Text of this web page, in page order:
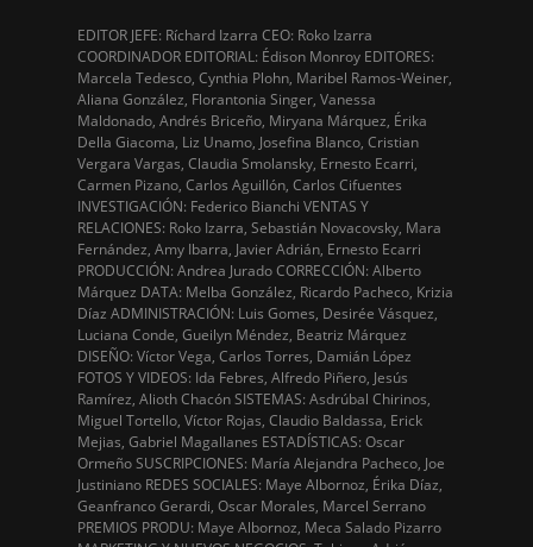
EDITOR JEFE: Ríchard Izarra CEO: Roko Izarra
COORDINADOR EDITORIAL: Édison Monroy EDITORES:
Marcela Tedesco, Cynthia Plohn, Maribel Ramos-Weiner,
Aliana González, Florantonia Singer, Vanessa
Maldonado, Andrés Briceño, Miryana Márquez, Érika
Della Giacoma, Liz Unamo, Josefina Blanco, Cristian
Vergara Vargas, Claudia Smolansky, Ernesto Ecarri,
Carmen Pizano, Carlos Aguillón, Carlos Cifuentes
INVESTIGACIÓN: Federico Bianchi VENTAS Y
RELACIONES: Roko Izarra, Sebastián Novacovsky, Mara
Fernández, Amy Ibarra, Javier Adrián, Ernesto Ecarri
PRODUCCIÓN: Andrea Jurado CORRECCIÓN: Alberto
Márquez DATA: Melba González, Ricardo Pacheco, Krizia
Díaz ADMINISTRACIÓN: Luis Gomes, Desirée Vásquez,
Luciana Conde, Gueilyn Méndez, Beatriz Márquez
DISEÑO: Víctor Vega, Carlos Torres, Damián López
FOTOS Y VIDEOS: Ida Febres, Alfredo Piñero, Jesús
Ramírez, Alioth Chacón SISTEMAS: Asdrúbal Chirinos,
Miguel Tortello, Víctor Rojas, Claudio Baldassa, Erick
Mejias, Gabriel Magallanes ESTADÍSTICAS: Oscar
Ormeño SUSCRIPCIONES: María Alejandra Pacheco, Joe
Justiniano REDES SOCIALES: Maye Albornoz, Érika Díaz,
Geanfranco Gerardi, Oscar Morales, Marcel Serrano
PREMIOS PRODU: Maye Albornoz, Meca Salado Pizarro